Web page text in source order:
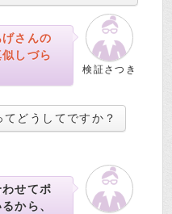
検証さつき
げさんの
しづら
どうしてですか？
せてポ
から、